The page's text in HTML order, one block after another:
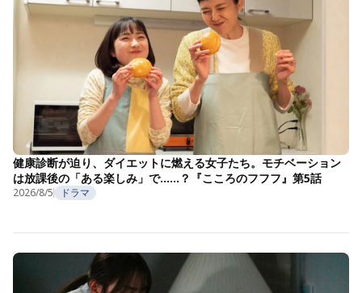
健康診断が迫り、ダイエットに燃える女子たち。モチベーション
は放課後の「ある楽しみ」で……？『こころのフフフ』第5話
2026/8/5 ドラマ